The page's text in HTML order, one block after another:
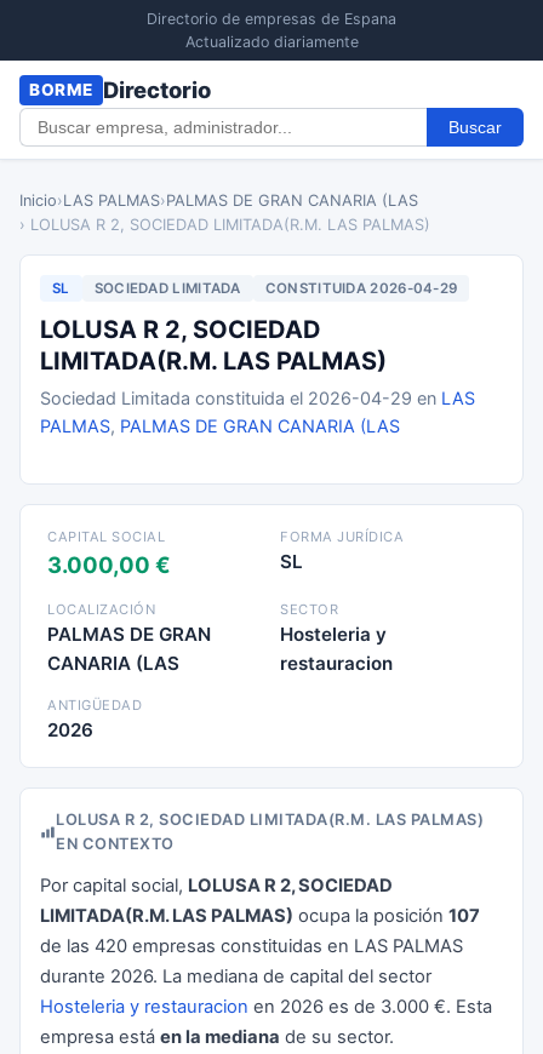
Directorio de empresas de Espana
Actualizado diariamente
BORME Directorio
Buscar
Inicio›LAS PALMAS›PALMAS DE GRAN CANARIA (LAS
› LOLUSA R 2, SOCIEDAD LIMITADA(R.M. LAS PALMAS)
SL SOCIEDAD LIMITADA CONSTITUIDA 2026-04-29
LOLUSA R 2, SOCIEDAD
LIMITADA(R.M. LAS PALMAS)
Sociedad Limitada constituida el 2026-04-29 en LAS
PALMAS, PALMAS DE GRAN CANARIA (LAS
CAPITAL SOCIAL
3.000,00 €
FORMA JURÍDICA
SL
LOCALIZACIÓN
PALMAS DE GRAN
CANARIA (LAS
SECTOR
Hosteleria y
restauracion
ANTIGÜEDAD
2026
LOLUSA R 2, SOCIEDAD LIMITADA(R.M. LAS PALMAS)
EN CONTEXTO
Por capital social, LOLUSA R 2, SOCIEDAD
LIMITADA(R.M. LAS PALMAS) ocupa la posición 107
de las 420 empresas constituidas en LAS PALMAS
durante 2026. La mediana de capital del sector
Hosteleria y restauracion en 2026 es de 3.000 €. Esta
empresa está en la mediana de su sector.